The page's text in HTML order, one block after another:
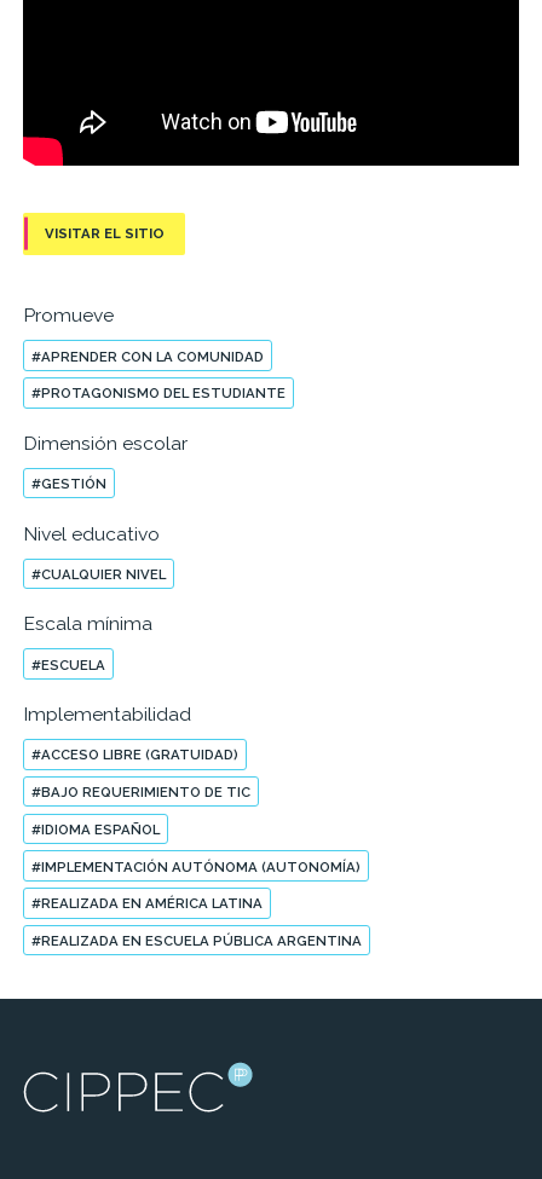
VISITAR EL SITIO
Promueve
#APRENDER CON LA COMUNIDAD
#PROTAGONISMO DEL ESTUDIANTE
Dimensión escolar
#GESTIÓN
Nivel educativo
#CUALQUIER NIVEL
Escala mínima
#ESCUELA
Implementabilidad
#ACCESO LIBRE (GRATUIDAD)
#BAJO REQUERIMIENTO DE TIC
#IDIOMA ESPAÑOL
#IMPLEMENTACIÓN AUTÓNOMA (AUTONOMÍA)
#REALIZADA EN AMÉRICA LATINA
#REALIZADA EN ESCUELA PÚBLICA ARGENTINA